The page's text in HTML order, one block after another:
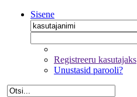
Sisene
Registreeru kasutajaks
Unustasid parooli?